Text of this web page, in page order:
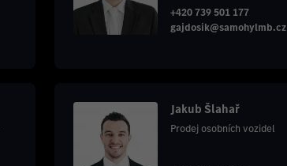
+420 739 501 177
gajdosik@samohylmb.cz
Jakub Šlahař
Prodej osobních vozidel